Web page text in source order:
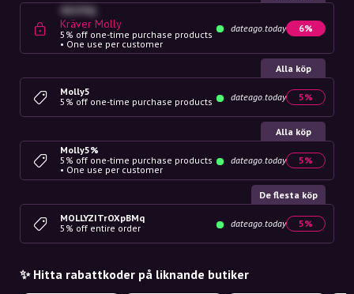
4G23SQ
Kräver Molly
5% off one-time purchase products
• One use per customer
dateago.today 6%
Alla köp
Molly5
5% off one-time purchase products
dateago.today 5%
Alla köp
Molly5%
5% off one-time purchase products
• One use per customer
dateago.today 5%
De flesta köp
MOLLYZITrOXpBMq
5% off entire order
dateago.today 5%
✨ Hitta rabattkoder på liknande butiker